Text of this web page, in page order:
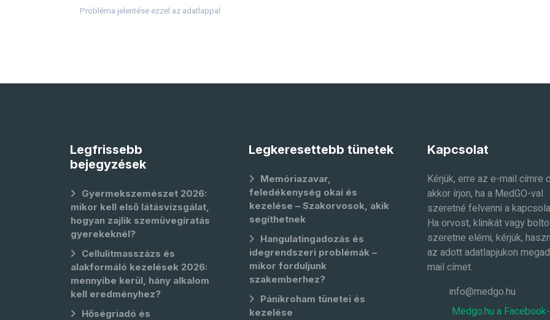
Probléma jelentése ezzel az adatlappal
Legfrissebb
bejegyzések
Gyermekszemészet 2026:
mikor kell első látásvizsgálat,
hogyan zajlik szemüvegíratás
gyerekeknél?
Cellulitmasszázs és
alakformáló kezelések 2026:
mennyibe kerül, hány alkalom
kell eredményhez?
Hőségriadó és
Legkeresettebb tünetek
Memóriazavar,
feledékenység okai és
kezelése – Szakorvosok, akik
segíthetnek
Hangulatingadozás és
idegrendszeri problémák –
mikor forduljunk
szakemberhez?
Pánikroham tünetei és
kezelése
Kapcsolat
Kérjük, erre az e-mail címre
akkor írjon, ha a MedGO-val
szeretné felvenni a
Ha orvost, klinikát vagy
szeretne elérni, kérjük,
az adott adatlapjukon
mail címet.
info@medgo.hu
Medgo.hu a